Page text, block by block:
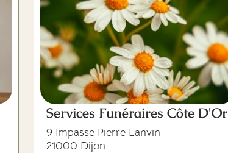
Services Funéraires Côte D'Or
9 Impasse Pierre Lanvin
21000 Dijon